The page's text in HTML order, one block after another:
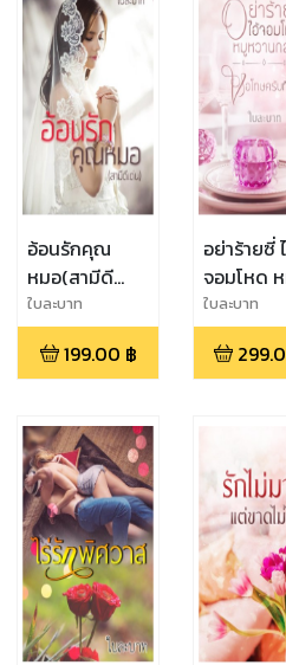
อ้อนรักคุณ
หมอ(สามีดี
เด่น)
ใบละบาท
199.00 ฿
อย่าร้ายซี่
จอมโหด
หวานกลัว -
ขอโทษครั
ใบละบาท